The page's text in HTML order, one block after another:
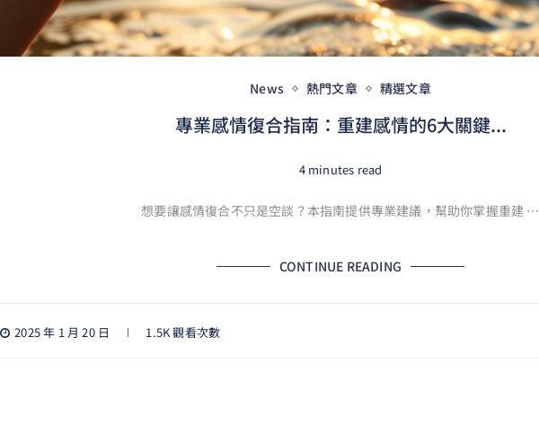
News 熱門文章 精選文章
專業感情復合指南：重建感情的6大關鍵...
4 minutes read
想要讓感情復合不只是空談？本指南提供專業建議，幫助你掌握重建 …
CONTINUE READING
2025 年 1 月 20 日 1.5K 觀看次數